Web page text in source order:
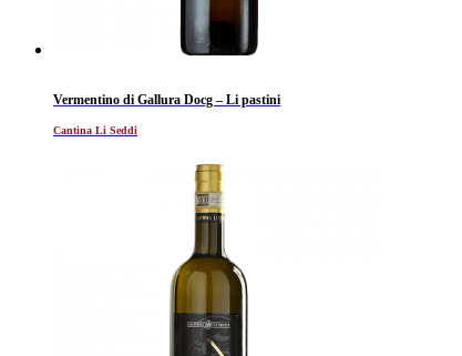
Vermentino di Gallura Docg – Li pastini
Cantina Li Seddi